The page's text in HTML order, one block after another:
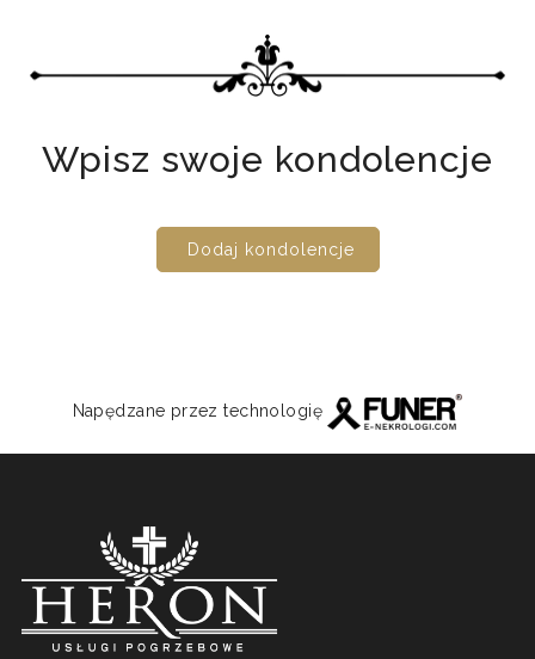
Wpisz swoje kondolencje
Dodaj kondolencje
Napędzane przez technologię